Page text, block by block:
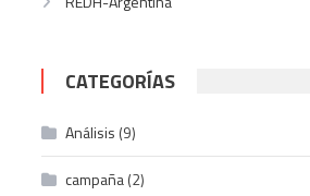
CATEGORÍAS
Análisis (9)
campaña(2)